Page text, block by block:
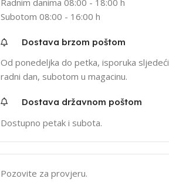
Subotom 08:00 - 16:00 h
Dostava brzom poštom
Od ponedeljka do petka, isporuka sljedeći
radni dan, subotom u magacinu.
Dostava državnom poštom
Dostupno petak i subota.
Pozovite za provjeru.